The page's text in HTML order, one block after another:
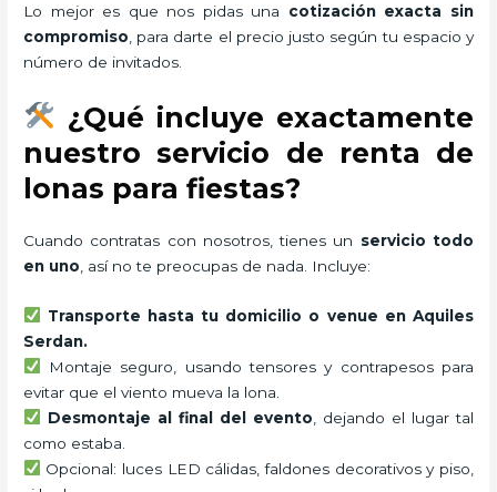
Lo mejor es que nos pidas una cotización exacta sin
compromiso , para darte el precio justo según tu espacio y
número de invitados.
¿Qué incluye exactamente
nuestro servicio de renta de
lonas para fiestas?
Cuando contratas con nosotros, tienes un servicio todo
en uno , así no te preocupas de nada. Incluye:
Transporte hasta tu domicilio o venue en Aquiles
Serdan.
Montaje seguro, usando tensores y contrapesos para
evitar que el viento mueva la lona.
Desmontaje al final del evento , dejando el lugar tal
como estaba.
Opcional: luces LED cálidas, faldones decorativos y piso,